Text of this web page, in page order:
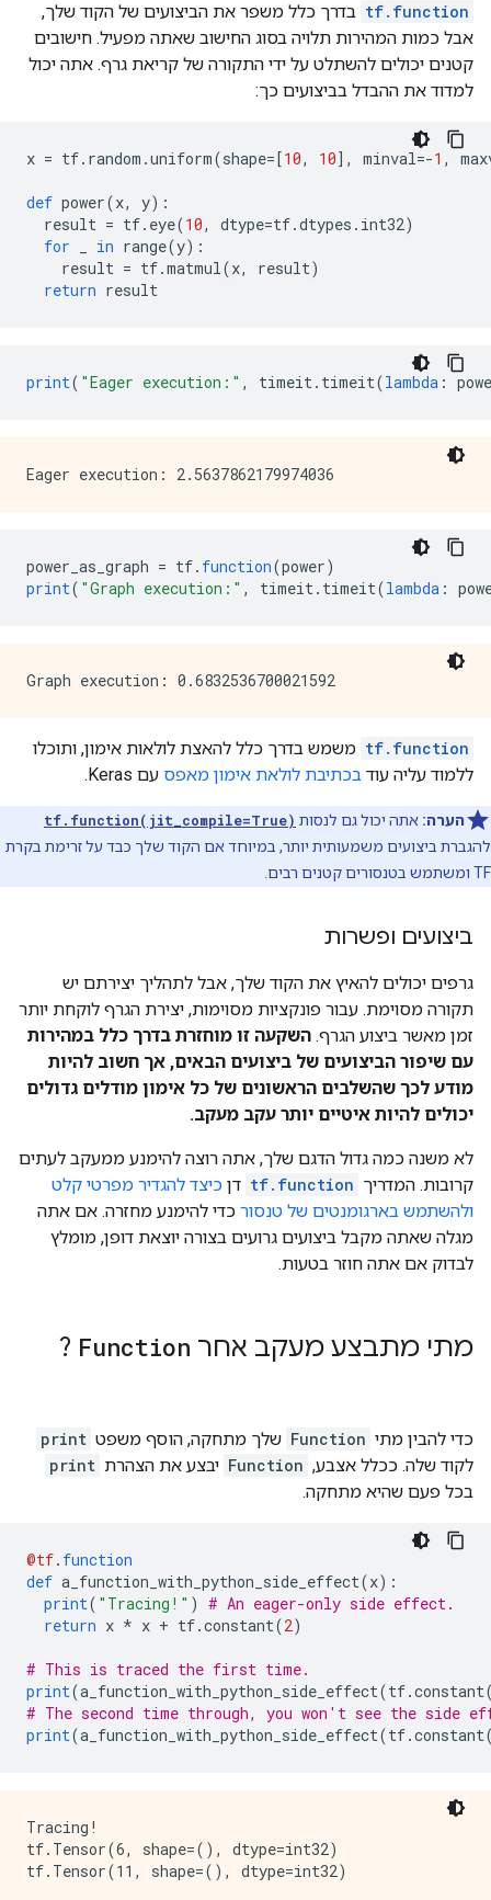
        name: "cond_identity"
        type: DT_BOOL
      }
        name: "cond_identity_1"
      }
    }
    node_def {
      name: "cond/Const"
      op: "Const"
      attr {
        key: "dtype"
        value {
      attr {
            dtype: DT_BOOL
          }
        }
      name: "cond/Identity"
      op: "Identity"
      attr {
        key: "T"
        value {
        }
      }
      attr {
        key: "T"
        value {
          type: DT_INT32
        }
      }
      key: "cond_identity"
      value: "cond/Identity:output:0"
    ret {
      key: "cond_identity_1"
      value: "cond/Identity_1:output:0"
      key: "_construction_context"
      value {
    arg_attr {
      key: 0
          value {
            list {
              shape {
              }
            }
          }
        }
      }
    }
  }
  min_consumer: 12
tf.function בדרך כלל משפר את הביצועים של הקוד שלך,
אבל כמות המהירות תלויה בסוג החישוב שאתה מפעיל. חישובים
קטנים יכולים להשתלט על ידי התקורה של קריאת גרף. אתה יכול
למדוד את ההבדל בביצועים כך:
x = tf. random .uniform(shape=[10, 10], minval=-1 ,
def power(x, y):
result = tf. eye(10, dtype=tf.dtypes . int32)
for
in range(y):
result = tf.matmul(x, result)
return result
print( "Eager execution:" , timeit. timeit(lambda :
power_as_graph = tf. function(power)
print( "Graph execution:" , timeit. timeit(lambda :
tf.function משמש בדרך כלל להאצת לולאות אימון, ותוכלו
ללמוד עליה עוד בכתיבת לולאת אימון מאפס עם Keras.
הערה: אתה יכול גם לנסות tf.function(jit_compile=True)
להגברת ביצועים משמעותית יותר, במיוחד אם הקוד שלך כבד על זרימת בקרת
TF ומשתמש בטנסורים קטנים רבים.
ביצועים ופשרות
גרפים יכולים להאיץ את הקוד שלך, אבל לתהליך יצירתם יש
תקורה מסוימת. עבור פונקציות מסוימות, יצירת הגרף לוקחת יותר
זמן מאשר ביצוע הגרף. השקעה זו מוחזרת בדרך כלל במהירות
עם שיפור הביצועים של ביצועים הבאים, אך חשוב להיות
מודע לכך שהשלבים הראשונים של כל אימון מודלים גדולים
יכולים להיות איטיים יותר עקב מעקב.
לא משנה כמה גדול הדגם שלך, אתה רוצה להימנע ממעקב לעתים
קרובות. המדריך tf.function דן כיצד להגדיר מפרטי קלט
ולהשתמש בארגומנטים של טנסור כדי להימנע מחזרה. אם אתה
מגלה שאתה מקבל ביצועים גרועים בצורה יוצאת דופן, מומלץ
לבדוק אם אתה חוזר בטעות.
מתי מתבצע מעקב אחר Function
?
כדי להבין מתי Function שלך מתחקה, הוסף משפט print
לקוד שלה. ככלל אצבע, Function יבצע את הצהרת print
בכל פעם שהיא מתחקה.
@tf. function
def a_function_with_python_side_effect(x):
print( "Tracing!" ) # An eager-only side effect.
return x * x + tf.constant(2)
# This is traced the first time.
print(a_function_with_python_side_effect(tf.constant
# The second time through, you won't see the side
print(a_function_with_python_side_effect(tf.constant
Tracing!
tf.Tensor(6, shape=(), dtype=int32)